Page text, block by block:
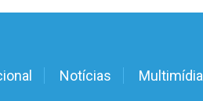
Notícias Multimídia